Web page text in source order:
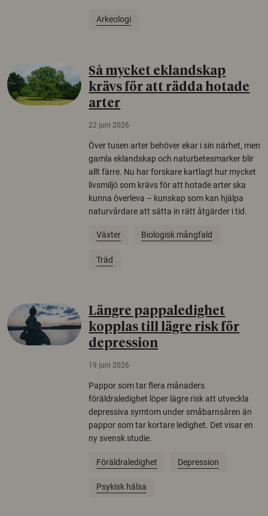
Arkeologi
Så mycket eklandskap
krävs för att rädda hotade
arter
22 juni 2026
Över tusen arter behöver ekar i sin närhet, men
gamla eklandskap och naturbetesmarker blir
allt färre. Nu har forskare kartlagt hur mycket
livsmiljö som krävs för att hotade arter ska
kunna överleva – kunskap som kan hjälpa
naturvårdare att sätta in rätt åtgärder i tid.
Växter Biologisk mångfald
Träd
Längre pappaledighet
kopplas till lägre risk för
depression
19 juni 2026
Pappor som tar flera månaders
föräldraledighet löper lägre risk att utveckla
depressiva symtom under småbarnsåren än
pappor som tar kortare ledighet. Det visar en
ny svensk studie.
Föräldraledighet Depression
Psykisk hälsa